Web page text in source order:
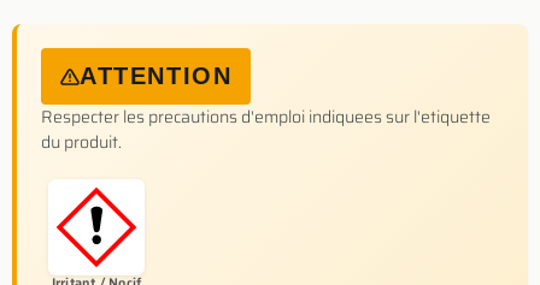
ATTENTION
Respecter les precautions d'emploi indiquees sur l'etiquette
du produit.